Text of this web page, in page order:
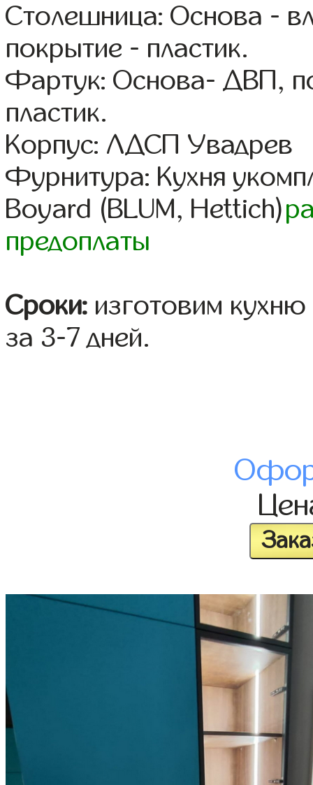
Столешница: Основа -
покрытие - пластик.
Фартук: Основа- ДВП,
пластик.
Корпус: ЛДСП Увадрев
Фурнитура: Кухня
Boyard (BLUM, Hettich)
предоплаты
Сроки: изготовим
за 3-7 дней.